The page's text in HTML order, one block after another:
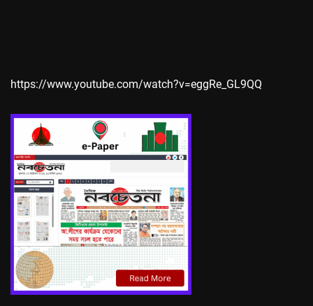
https://www.youtube.com/watch?v=eggRe_GL9QQ